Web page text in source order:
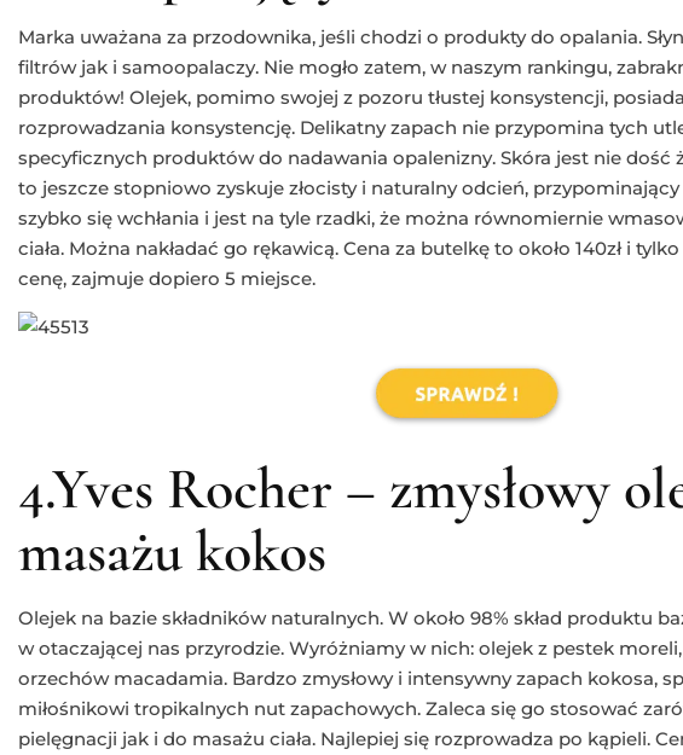
Marka uważana za przodownika, jeśli chodzi o produkty do opalania.
filtrów jak i samoopalaczy. Nie mogło zatem, w naszym rankingu,
produktów! Olejek, pomimo swojej z pozoru tłustej konsystencji,
rozprowadzania konsystencję. Delikatny zapach nie przypomina tych
specyficznych produktów do nadawania opalenizny. Skóra jest nie dość
to jeszcze stopniowo zyskuje złocisty i naturalny odcień,
szybko się wchłania i jest na tyle rzadki, że można równomiernie
ciała. Można nakładać go rękawicą. Cena za butelkę to około 140zł i
cenę, zajmuje dopiero 5 miejsce.
4.Yves Rocher – zmysłowy
masażu kokos
Olejek na bazie składników naturalnych. W około 98% skład produktu
w otaczającej nas przyrodzie. Wyróżniamy w nich: olejek z pestek
orzechów macadamia. Bardzo zmysłowy i intensywny zapach kokosa,
miłośnikowi tropikalnych nut zapachowych. Zaleca się go stosować
pielęgnacji jak i do masażu ciała. Najlepiej się rozprowadza po kąpieli.